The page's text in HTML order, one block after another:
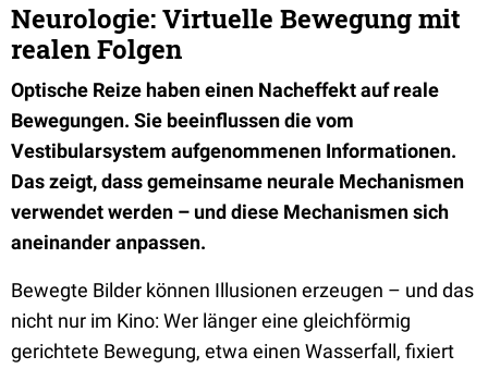
Neurologie: Virtuelle Bewegung mit
realen Folgen
Optische Reize haben einen Nacheffekt auf reale
Bewegungen. Sie beeinflussen die vom
Vestibularsystem aufgenommenen Informationen.
Das zeigt, dass gemeinsame neurale Mechanismen
verwendet werden – und diese Mechanismen sich
aneinander anpassen.
Bewegte Bilder können Illusionen erzeugen – und das
nicht nur im Kino: Wer länger eine gleichförmig
gerichtete Bewegung, etwa einen Wasserfall, fixiert